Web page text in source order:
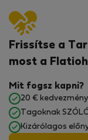
Frissítse a
most a
Mit fogsz kapni?
20 €
Tagoknak
Kizárólagos